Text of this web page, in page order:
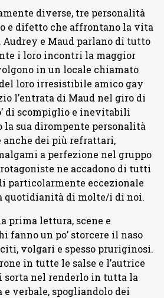
diverse, tre personalità
e difetto che affrontano la vita
Audrey e Maud parlano di tutto
i loro incontri la maggior
in un locale chiamato
loro irresistibile amico gay
l’entrata di Maud nel giro di
di scompiglio e inevitabili
la sua dirompente personalità
anche dei più refrattari,
a perfezione nel gruppo
ne accadono di tutti
particolarmente eccezionale
quotidianità di molte/i di noi.
prima lettura, scene e
fanno un po’ storcere il naso
volgari e spesso pruriginosi.
in tutte le salse e l’autrice
sorta nel renderlo in tutta la
e verbale, spogliandolo dei